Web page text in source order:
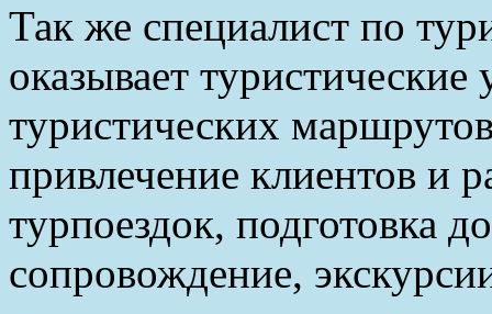
Так же специалист по
оказывает
туристических
привлечение клиентов и
турпоездок, подготовка
сопровождение,